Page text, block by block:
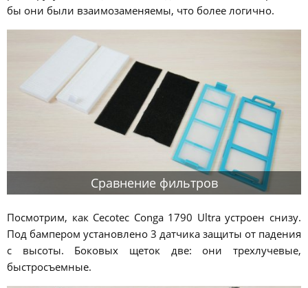
бы они были взаимозаменяемы, что более логично.
Сравнение фильтров
Посмотрим, как Cecotec Conga 1790 Ultra устроен снизу.
Под бампером установлено 3 датчика защиты от падения
с высоты. Боковых щеток две: они трехлучевые,
быстросъемные.